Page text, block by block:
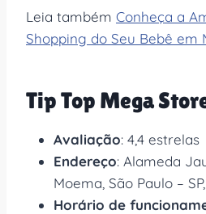
Leia também Conheça a
Shopping do Seu Bebê em
Tip Top Mega
Avaliação: 4,4 estrelas
Endereço: Alameda
Moema, São Paulo –
Horário de